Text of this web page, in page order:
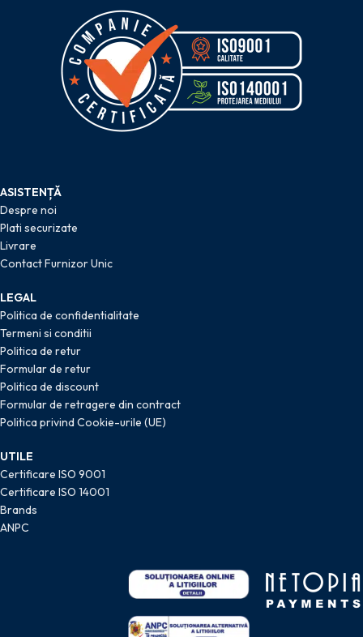
ASISTENȚĂ
Despre noi
Plati securizate
Livrare
Contact Furnizor Unic
LEGAL
Politica de confidentialitate
Termeni si conditii
Politica de retur
Formular de retur
Politica de discount
Formular de retragere din contract
Politica privind Cookie-urile (UE)
UTILE
Certificare ISO 9001
Certificare ISO 14001
Brands
ANPC